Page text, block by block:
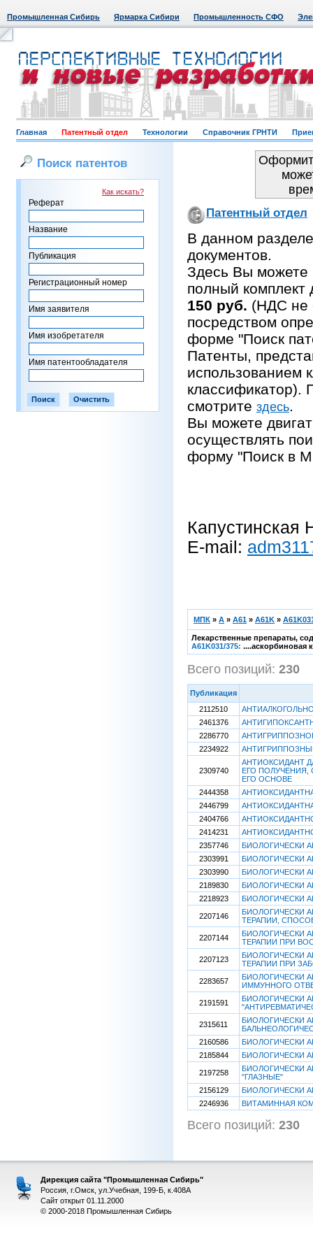
Промышленная Сибирь Ярмарка Сибири Промышленность СФО
Главная Патентный отдел Технологии Справочник ГРНТИ
Поиск патентов
Как искать?
Реферат
Название
Публикация
Регистрационный номер
Имя заявителя
Имя изобретателя
Имя патентообладателя
Патентный отдел
В данном
документов.
Здесь Вы можете
полный комплект
150 руб. (НДС не
посредством
форме "Поиск
Патенты,
использованием
классификатор).
смотрите здесь.
Вы можете
осуществлять
форму "Поиск в
Капустинская
E-mail:
МПК » A » A61 » A61K »
Лекарственные препараты,
A61K031/375: ....аскорбиновая
Всего позиций: 230
Публикация
2112510
2461376
2286770
2234922
2309740
АНТИОКСИДАНТ
ЕГО ПОЛУЧЕНИЯ,
ЕГО ОСНОВЕ
2444358
2446799
2404766
2414231
2357746
БИОЛОГИЧЕСКИ
2303991
БИОЛОГИЧЕСКИ
2303990
БИОЛОГИЧЕСКИ
2189830
БИОЛОГИЧЕСКИ
2218923
БИОЛОГИЧЕСКИ
2207146
БИОЛОГИЧЕСКИ
ТЕРАПИИ,
2207144
БИОЛОГИЧЕСКИ
ТЕРАПИИ ПРИ
2207123
БИОЛОГИЧЕСКИ
ТЕРАПИИ ПРИ
2283657
БИОЛОГИЧЕСКИ
ИММУННОГО
2191591
БИОЛОГИЧЕСКИ
2315611
БИОЛОГИЧЕСКИ
2160586
БИОЛОГИЧЕСКИ
2185844
БИОЛОГИЧЕСКИ
2197258
БИОЛОГИЧЕСКИ
"ГЛАЗНЫЕ"
2156129
БИОЛОГИЧЕСКИ
2246936
ВИТАМИННАЯ
Всего позиций: 230
Дирекция сайта "Промышленная Сибирь"
Россия, г.Омск, ул.Учебная, 199-Б, к.408А
Сайт открыт 01.11.2000
© 2000-2018 Промышленная Сибирь